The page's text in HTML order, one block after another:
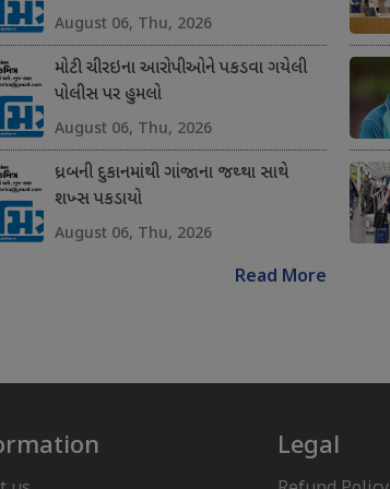
August 06, Thu, 2026
મોટી ચીરઇના આરોપીઓને પકડવા ગયેલી
પોલીસ પર હુમલો
August 06, Thu, 2026
ધ્રબની દુકાનમાંથી ગાંજાના જથ્થા સાથે
શખ્સ પકડાયો
August 06, Thu, 2026
Read More
Legal